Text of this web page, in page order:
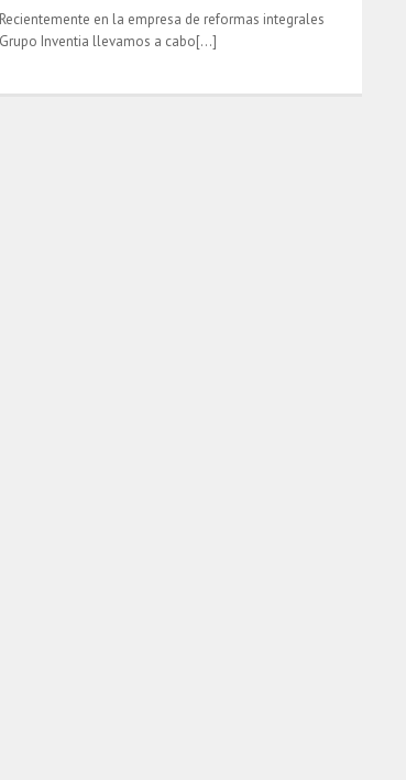
Recientemente en la empresa de reformas integrales
Grupo Inventia llevamos a cabo[…]